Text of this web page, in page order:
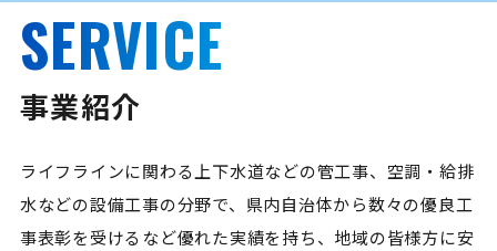
SERVICE
事業紹介
ライフラインに関わる上下水道などの管工事、空調・給排
水などの設備工事の分野で、県内自治体から数々の優良工
事表彰を受けるなど優れた実績を持ち、地域の皆様方に安